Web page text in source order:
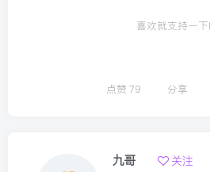
喜欢就支持一下
点赞 79 分享
九哥 关注